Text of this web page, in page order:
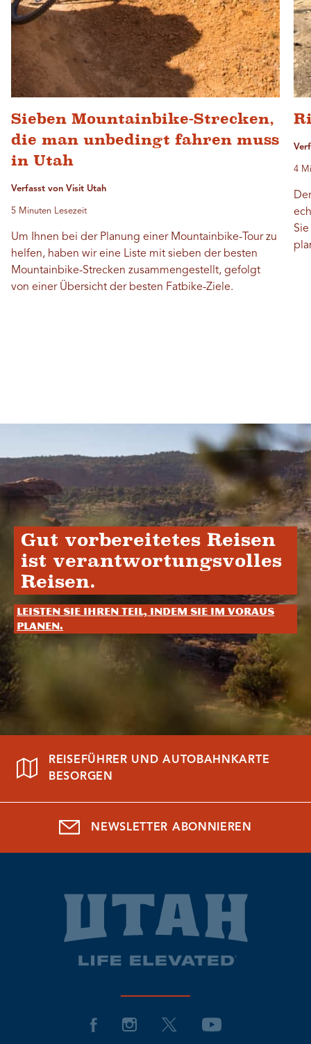
Sieben Mountainbike-Strecken,
die man unbedingt fahren muss
in Utah
Verfasst von Visit Utah
5 Minuten Lesezeit
Um Ihnen bei der Planung einer Mountainbike-Tour zu
helfen, haben wir eine Liste mit sieben der besten
Mountainbike-Strecken zusammengestellt, gefolgt
von einer Übersicht der besten Fatbike-Ziele.
4
Gut vorbereitetes Reisen
ist verantwortungsvolles
Reisen.
Leisten Sie Ihren Teil, indem Sie im Voraus
planen.
REISEFÜHRER UND AUTOBAHNKARTE
BESORGEN
NEWSLETTER ABONNIEREN